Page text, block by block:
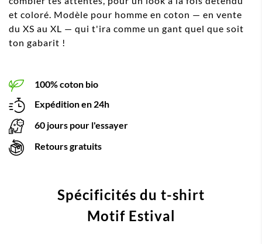
et coloré. Modèle pour homme en coton — en vente
du XS au XL — qui t'ira comme un gant quel que soit
ton gabarit !
100% coton bio
Expédition en 24h
60 jours pour l'essayer
Retours gratuits
Spécificités du t-shirt
Motif Estival